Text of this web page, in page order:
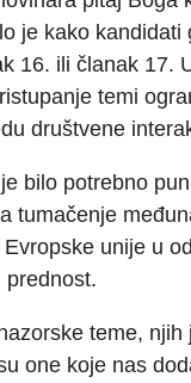
je kako
16. ili članak 17.
temi
društvene
bilo potrebno
tumačenje
unije u
prednost.
teme,
one koje nas